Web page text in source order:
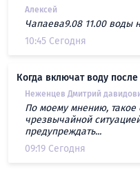
Алексей
Чапаева9.08 11.00 воды
10:45 Сегодня
Когда включат воду
Неженцев Дмитрий
По моему мнению, такое
чрезвычайной
предупреждать...
09:19 Сегодня